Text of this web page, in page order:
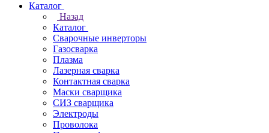
Каталог
Назад
Каталог
Сварочные инверторы
Газосварка
Плазма
Лазерная сварка
Контактная сварка
Маски сварщика
СИЗ сварщика
Электроды
Проволока